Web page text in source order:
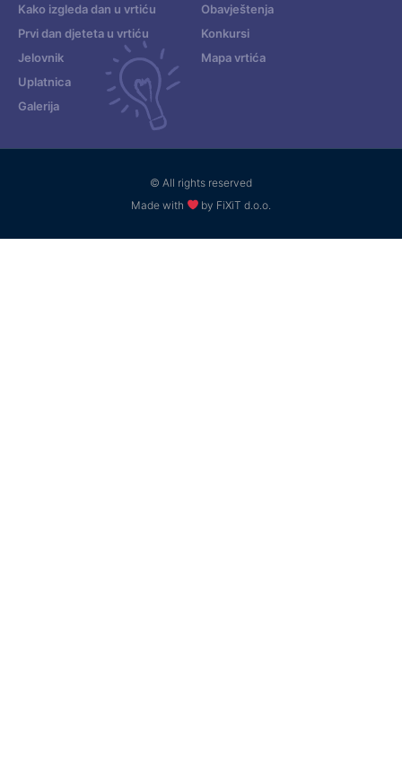
Kako izgleda dan u vrtiću
Prvi dan djeteta u vrtiću
Jelovnik
Uplatnica
Galerija
Obavještenja
Konkursi
Mapa vrtića
© All rights reserved
Made with
by FiXiT d.o.o.